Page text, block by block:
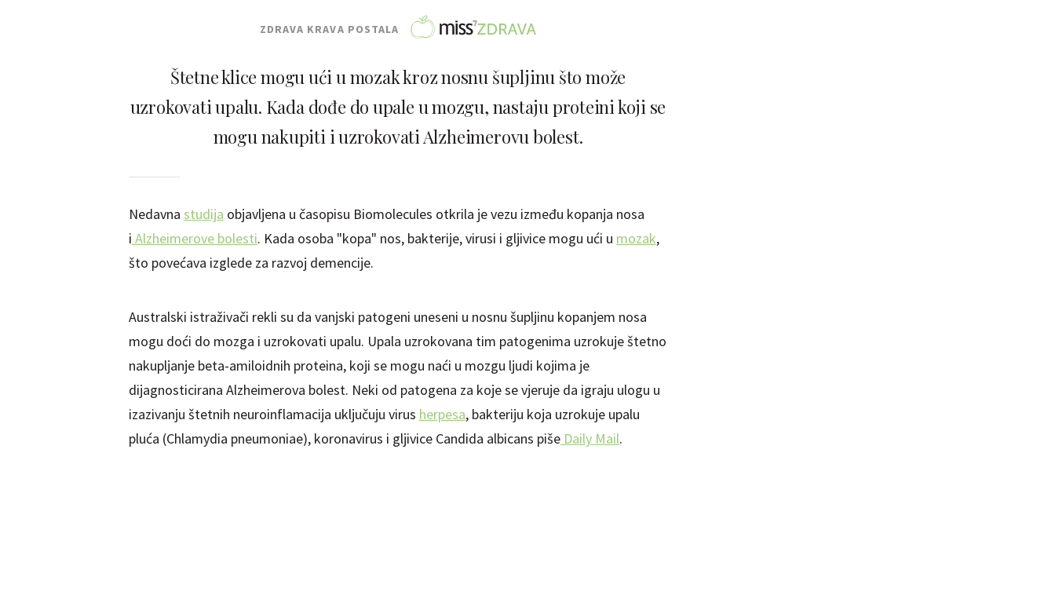
ZDRAVA KRAVA POSTALA
Štetne klice mogu ući u mozak kroz nosnu šupljinu što može
uzrokovati upalu. Kada dođe do upale u mozgu, nastaju proteini koji se
mogu nakupiti i uzrokovati Alzheimerovu bolest.
Nedavna studija objavljena u časopisu Biomolecules otkrila je vezu između kopanja nosa
i Alzheimerove bolesti. Kada osoba "kopa" nos, bakterije, virusi i gljivice mogu ući u mozak,
što povećava izglede za razvoj demencije.
Australski istraživači rekli su da vanjski patogeni uneseni u nosnu šupljinu kopanjem nosa
mogu doći do mozga i uzrokovati upalu. Upala uzrokovana tim patogenima uzrokuje štetno
nakupljanje beta-amiloidnih proteina, koji se mogu naći u mozgu ljudi kojima je
dijagnosticirana Alzheimerova bolest. Neki od patogena za koje se vjeruje da igraju ulogu u
izazivanju štetnih neuroinflamacija uključuju virus herpesa, bakteriju koja uzrokuje upalu
pluća (Chlamydia pneumoniae), koronavirus i gljivice Candida albicans pišeDaily Mail.